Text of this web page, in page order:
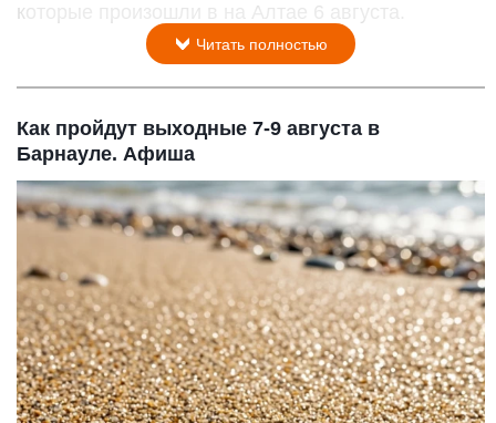
которые произошли в на Алтае 6 августа.
Читать полностью
Как пройдут выходные 7-9 августа в
Барнауле. Афиша